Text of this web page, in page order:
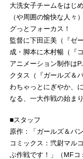
大洗女子チームをはじ
（や周囲の愉快な人々
グっとフォーカス！
監督に下田正美（『ゼ
成・脚本に木村暢（『
アニメーション制作は
クタス（『ガールズ＆
わちゃっとにぎやか、
なる、一大作戦の始ま
■スタッフ
原作：「ガールズ＆パ
コミックス：弐尉マル
ぶ作戦です！」（MFコ